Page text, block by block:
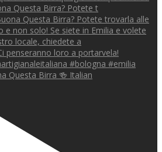
Questa Birra? Potete t
Questa Birra 🍻 Italian